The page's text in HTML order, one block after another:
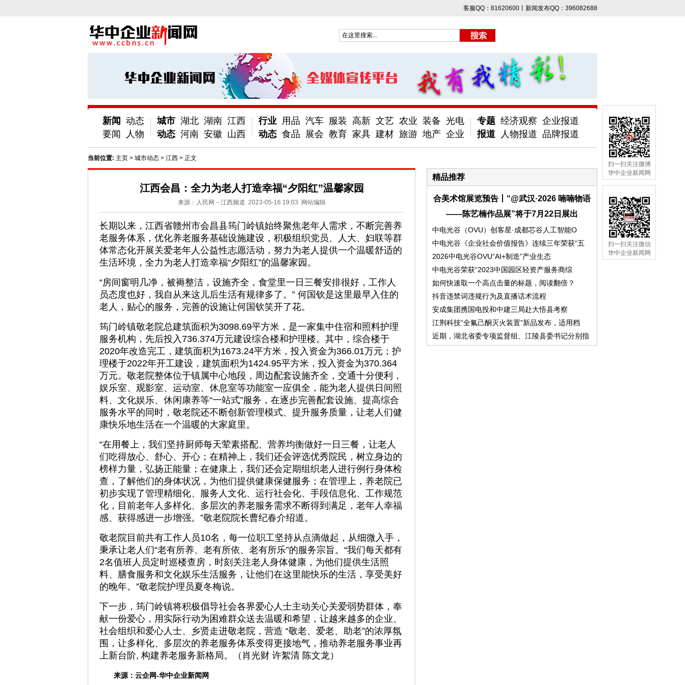
客服QQ：81620600丨新闻发布QQ：396082688
新闻
要闻
动态
人物
城市
动态
湖北 湖南 江西
河南 安徽 山西
行业
动态
用品 汽车 服装 高新 文艺 农业 装备 光电
食品
展会 教育 家具 建材 旅游 地产 企业
专题
报道
经济观察 企业报道
人物报道 品牌报道
扫一扫关注微博
华中企业新闻网
扫一扫关注微信
华中企业新闻网
当前位置: 主页 > 城市动态 > 江西 > 正文
江西会昌：全力为老人打造幸福“夕阳红”温馨家园
来源：人民网－江西频道 2023-05-16 19:03 网站编辑
长期以来，江西省赣州市会昌县筠门岭镇始终聚焦老年人需求，不断完善养
老服务体系，优化养老服务基础设施建设，积极组织党员、人大、妇联等群
体常态化开展关爱老年人公益性志愿活动，努力为老人提供一个温暖舒适的
生活环境，全力为老人打造幸福“夕阳红”的温馨家园。
“房间窗明几净，被褥整洁，设施齐全，食堂里一日三餐安排很好，工作人
员态度也好，我自从来这儿后生活有规律多了。” 何国钦是这里最早入住的
老人，贴心的服务，完善的设施让何国钦笑开了花。
筠门岭镇敬老院总建筑面积为3098.69平方米，是一家集中住宿和照料护理
服务机构，先后投入736.374万元建设综合楼和护理楼。其中，综合楼于
2020年改造完工，建筑面积为1673.24平方米，投入资金为366.01万元；护
理楼于2022年开工建设，建筑面积为1424.95平方米，投入资金为370.364
万元。敬老院整体位于镇属中心地段，周边配套设施齐全，交通十分便利，
娱乐室、观影室、运动室、休息室等功能室一应俱全，能为老人提供日间照
料、文化娱乐、休闲康养等“一站式”服务，在逐步完善配套设施、提高综合
服务水平的同时，敬老院还不断创新管理模式、提升服务质量，让老人们健
康快乐地生活在一个温暖的大家庭里。
“在用餐上，我们坚持厨师每天荤素搭配、营养均衡做好一日三餐，让老人
们吃得放心、舒心、开心；在精神上，我们还会评选优秀院民，树立身边的
榜样力量，弘扬正能量；在健康上，我们还会定期组织老人进行例行身体检
查，了解他们的身体状况，为他们提供健康保健服务；在管理上，养老院已
初步实现了管理精细化、服务人文化、运行社会化、手段信息化、工作规范
化，目前老年人多样化、多层次的养老服务需求不断得到满足，老年人幸福
感、获得感进一步增强。”敬老院院长曹纪春介绍道。
敬老院目前共有工作人员10名，每一位职工坚持从点滴做起，从细微入手，
秉承让老人们“老有所养、老有所依、老有所乐”的服务宗旨。“我们每天都有
2名值班人员定时巡楼查房，时刻关注老人身体健康，为他们提供生活照
料、膳食服务和文化娱乐生活服务，让他们在这里能快乐的生活，享受美好
的晚年。”敬老院护理员夏冬梅说。
下一步，筠门岭镇将积极倡导社会各界爱心人士主动关心关爱弱势群体，奉
献一份爱心，用实际行动为困难群众送去温暖和希望，让越来越多的企业、
社会组织和爱心人士、乡贤走进敬老院，营造 “敬老、爱老、助老”的浓厚氛
围，让多样化、多层次的养老服务体系变得更接地气，推动养老服务事业再
上新台阶, 构建养老服务新格局。（肖光财 许絮清 陈文龙）
来源： 云企网-华中企业新闻网
精品推荐
合美术馆展览预告丨“@武汉·2026 喃喃物语
——陈艺楠作品展”将于7月22日展出
中电光谷（OVU）创客星·成都芯谷人工智能O
中电光谷《企业社会价值报告》连续三年荣获“五
2026中电光谷OVU“AI+制造”产业生态
中电光谷荣获“2023中国园区轻资产服务商综
如何快速取一个高点击量的标题，阅读翻倍？
抖音违禁词违规行为及直播话术流程
安成集团携国电投和中建三局赴大悟县考察
江荆科技“全氟己酮灭火装置”新品发布，适用档
近期，湖北省委专项监督组、江陵县委书记分别指